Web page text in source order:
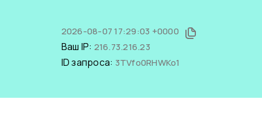
2026-08-07 17:29:03 +0000
Ваш IP: 216.73.216.23
ID запроса: 3TVfo0RHWKo1